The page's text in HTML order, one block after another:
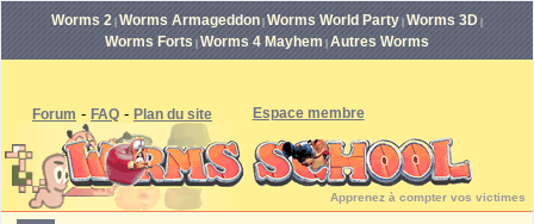
Worms 2 Worms Armageddon Worms World Party Worms 3D
Worms Forts Worms 4 Mayhem Autres Worms
Forum - FAQ - Plan du site Espace membre
Apprenez à compter vos victimes